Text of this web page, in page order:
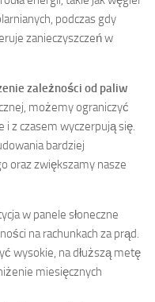
podczas gdy
zanieczyszczeń w
zależności od paliw
możemy ograniczyć
i z czasem wyczerpują się.
bardziej
oraz zwiększamy nasze
w panele słoneczne
na rachunkach za prąd.
wysokie, na dłuższą metę
miesięcznych